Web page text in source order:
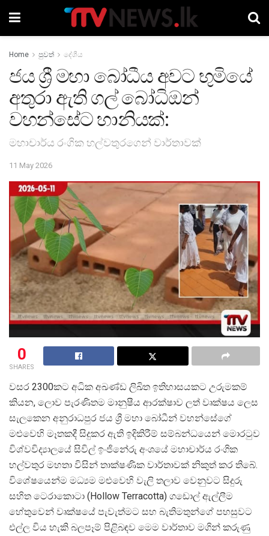
Home පුවත් දේශීය
ජය ශ්‍රී මහා බෝධීය අවට භුමියේ
අතුරා ඇති ගල් බෝධිඔන්
වහන්සේට හානියක්:
මහාචාර්ය රංගික හල්වතුරගෙන් වාර්තාවක්
11 May 2026
0
SHARES
වසර 2300කට අධික අඛණ්ඩ ලිඛිත ඉතිහාසයකට උරුමකම්
කියන, ලොව පැරණිතම මානුෂීය ආරක්ෂාව ලත් වෘක්ෂය ලෙස
සැලකෙන අනුරාධපුර ජය ශ් රී මහා බෝධීන් වහන්සේගේ
මළුවෙහි මෑතකදී සිදුකර ඇති ඉදිකිරීම් සම්බන්ධයෙන් මොරටුව
විශ්වවිද්යාලයේ සිවිල් ඉංජිනේරු අංශයේ මහාචාර්ය රංගික
හල්වතුර මහතා විසින් තාක්ෂණික වාර්තාවක් නිකුත් කර තිබේ.
විශේෂයෙන්ම මධ්යම මළුවෙහි වැලි තලාව වෙනුවට සිදුරු
සහිත ටෙරාකොටා (Hollow Terracotta) ගඩොල් ඇල්ලීම
හේතුවෙන් වෘක්ෂයේ පැවැත්මට සහ බැතිමතුන්ගේ පහසුවට
එල්ල විය හැකි බලපෑම් පිළිබඳව මෙම වාර්තාව මගින් කරුණු